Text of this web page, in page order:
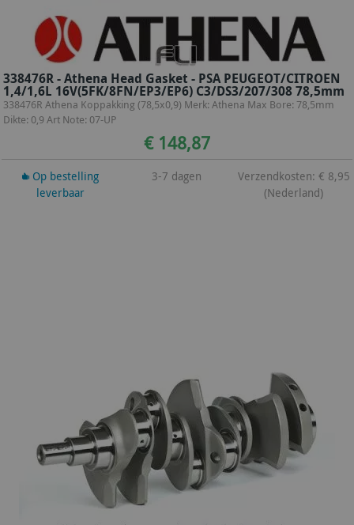
338476R - Athena Head Gasket - PSA PEUGEOT/CITROEN
1,4/1,6L 16V(5FK/8FN/EP3/EP6) C3/DS3/207/308 78,5mm
338476R Athena Koppakking (78,5x0,9) Merk: Athena Max Bore: 78,5mm
Dikte: 0,9 Art Note: 07-UP
€ 148,87
Op bestelling
leverbaar
3-7 dagen
Verzendkosten: € 8,95
(Nederland)